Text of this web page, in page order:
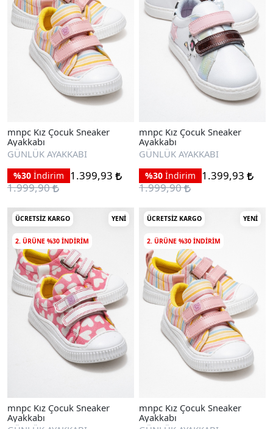
mnpc Kız Çocuk Sneaker
Ayakkabı
GÜNLÜK AYAKKABI
%30 İndirim
1.399,93
1.999,90
mnpc Kız Çocuk Sneaker
Ayakkabı
GÜNLÜK AYAKKABI
%30 İndirim
1.399,93
1.999,90
ÜCRETSIZ KARGO YENI
2. ÜRÜNE %30 INDIRIM
mnpc Kız Çocuk Sneaker
Ayakkabı
ÜCRETSIZ KARGO YENI
2. ÜRÜNE %30 INDIRIM
mnpc Kız Çocuk Sneaker
Ayakkabı